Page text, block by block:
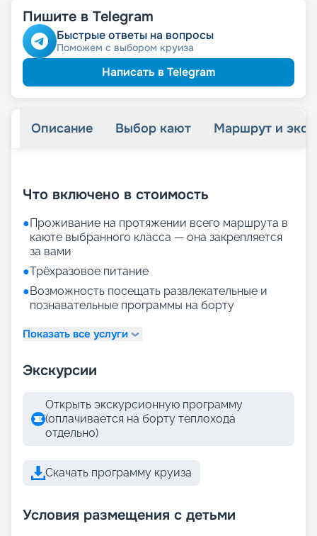
Пишите в Telegram
Быстрые ответы на вопросы
Поможем с выбором круиза
Написать в Telegram
Описание Выбор кают Маршрут и
Что включено в стоимость
●Проживание на протяжении всего маршрута в
каюте выбранного класса — она закрепляется
за вами
●Трёхразовое питание
●Возможность посещать развлекательные и
познавательные программы на борту
Показать все услуги
Экскурсии
Открыть экскурсионную программу
(оплачивается на борту теплохода
отдельно)
Скачать программу круиза
Условия размещения с детьми